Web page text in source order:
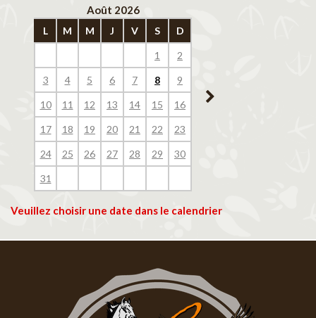
Août 2026
L M M J V S D
1 2
3 4 5 6 7 8 9
10 11 12 13 14 15 16
17 18 19 20 21 22 23
24 25 26 27 28 29 30
31
14
Veuillez choisir une date dans le calendrier